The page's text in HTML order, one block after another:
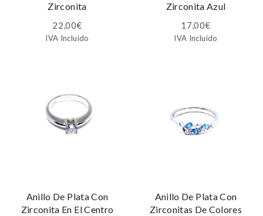
Zirconita
22,00€
IVA Incluido
Zirconita Azul
17,00€
IVA Incluido
Anillo De Plata Con
Zirconita En El Centro
Anillo De Plata Con
Zirconitas De Colores